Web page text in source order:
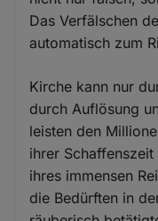
Das Verfälschen
automatisch zum
Kirche kann nur
durch Auflösung
leisten den
ihrer
ihres immensen
die Bedürften in